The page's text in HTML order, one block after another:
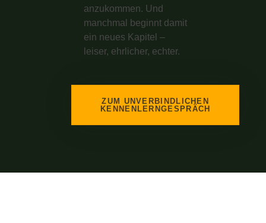
anzukommen. Und
manchmal beginnt damit
ein neues Kapitel –
leiser, ehrlicher, echter.
ZUM UNVERBINDLICHEN
KENNENLERNGESPRÄCH